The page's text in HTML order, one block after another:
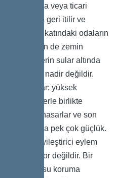
konutlara veya ticari
binalara geri itilir ve
bodrum katındaki odaların
ve bazen de zemin
kattakilerin sular altında
kalması nadir değildir.
Sonuçlar: yüksek
maliyetlerle birlikte
önemli hasarlar ve son
olarak da pek çok güçlük.
Ancak iyileştirici eylem
hiç de zor değildir. Bir
durgun su koruma